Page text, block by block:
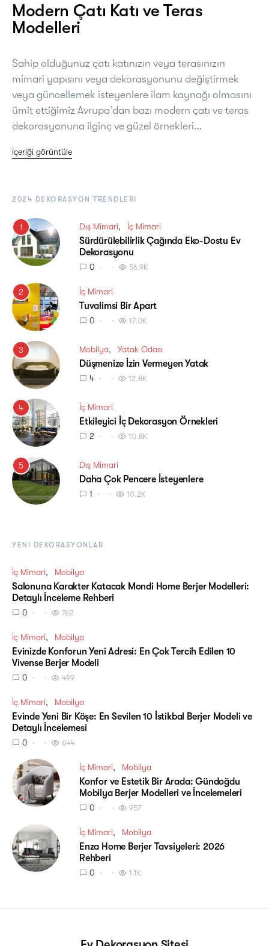
Modern Çatı Katı ve Teras
Modelleri
Sahip olduğunuz çatı katınızın veya terasınızın
mimari yapısını veya dekorasyonunu değiştirmek
veya güncellemek isteyenlere ilam kaynağı olmasını
ümit ettiğimiz Avrupa’dan bazı modern çatı ve teras
dekorasyonuna ilginç ve güzel örnekleri…
içeriği görüntüle
2024 DEKORASYON TRENDLERI
1 Dış Mimari İç Mimari
Sürdürülebilirlik Çağında Eko-Dostu Ev
Dekorasyonu
0 56.9K
2 İç Mimari
Tuvalimsi Bir Apart
0 17.0K
3 Mobilya Yatak Odası
Düşmenize İzin Vermeyen Yatak
4 12.8K
4 İç Mimari
Etkileyici İç Dekorasyon Örnekleri
2 10.8K
5 Dış Mimari
Daha Çok Pencere İsteyenlere
1 10.2K
YENI DEKORASYONLAR
İç Mimari Mobilya
Salonuna Karakter Katacak Mondi Home Berjer Modelleri:
Detaylı İnceleme Rehberi
0 762
İç Mimari Mobilya
Evinizde Konforun Yeni Adresi: En Çok Tercih Edilen 10
Vivense Berjer Modeli
0 499
İç Mimari Mobilya
Evinde Yeni Bir Köşe: En Sevilen 10 İstikbal Berjer Modeli ve
Detaylı İncelemesi
0 644
İç Mimari Mobilya
Konfor ve Estetik Bir Arada: Gündoğdu
Mobilya Berjer Modelleri ve İncelemeleri
0 957
İç Mimari Mobilya
Enza Home Berjer Tavsiyeleri: 2026
Rehberi
0 1.1K